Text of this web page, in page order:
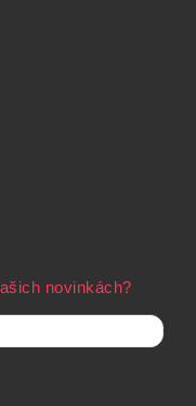
novinkách?